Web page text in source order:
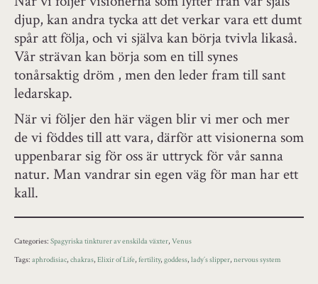
djup, kan andra tycka att det verkar vara ett dumt
spår att följa, och vi själva kan börja tvivla likaså.
Vår strävan kan börja som en till synes
tonårsaktig dröm , men den leder fram till sant
ledarskap.
När vi följer den här vägen blir vi mer och mer
de vi föddes till att vara, därför att visionerna som
uppenbarar sig för oss är uttryck för vår sanna
natur. Man vandrar sin egen väg för man har ett
kall.
Categories: Spagyriska tinkturer av enskilda växter, Venus
Tags: aphrodisiac, chakras, Elixir of Life, fertility, goddess, lady´s slipper, nervous system